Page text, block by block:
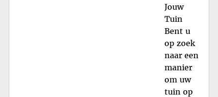
Jouw
Tuin
Bent u
op zoek
naar een
manier
om uw
tuin op